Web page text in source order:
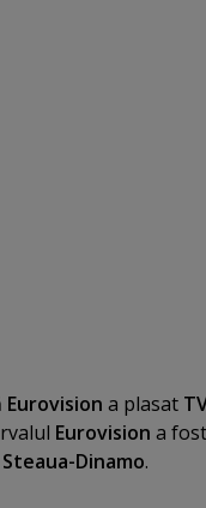
Eurovision a plasat
Eurovision a
Steaua-Dinamo.